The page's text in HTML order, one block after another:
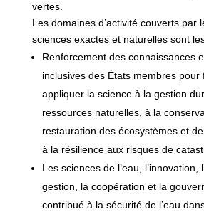
vertes.
Les domaines d’activité couverts par
sciences exactes et naturelles sont
Renforcement des connaissances
inclusives des États membres
appliquer la science à la gestion
ressources naturelles, à la
restauration des écosystèmes et
à la résilience aux risques de
Les sciences de l’eau, l’innovation,
gestion, la coopération et la
contribué à la sécurité de l’eau